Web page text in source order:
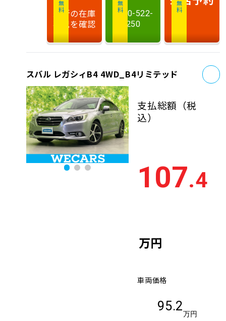
最新の在庫
状況を確認
0120-522-
250
スバル レガシィB4 4WD_B4リミテッド
支払総額 （税
込）
107.4
万円
車両価格
95.2
万円